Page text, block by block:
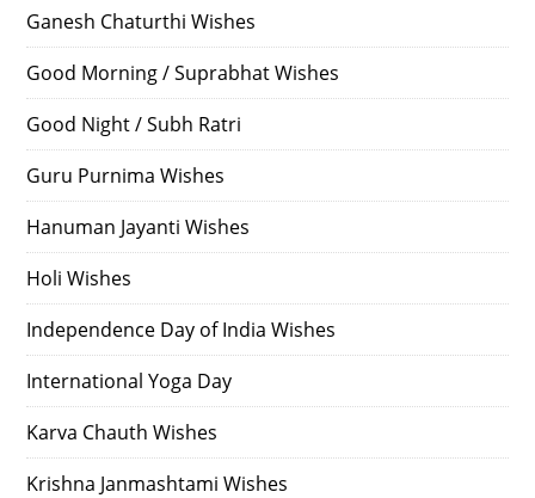
Ganesh Chaturthi Wishes
Good Morning / Suprabhat Wishes
Good Night / Subh Ratri
Guru Purnima Wishes
Hanuman Jayanti Wishes
Holi Wishes
Independence Day of India Wishes
International Yoga Day
Karva Chauth Wishes
Krishna Janmashtami Wishes